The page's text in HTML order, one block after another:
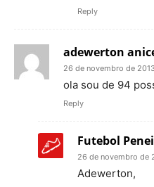
Reply
adewerton
26 de novembro de
ola sou de 94
Reply
Futebol
26 de novembro de
Adewerton,